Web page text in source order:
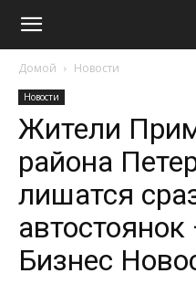
Домой Новости
Новости
Жители
района
лишатся
Бизнес